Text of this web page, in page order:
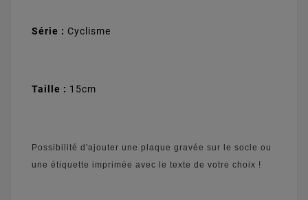
Série : Cyclisme
Taille : 15cm
Possibilité d'ajouter une plaque gravée sur le socle ou
une étiquette imprimée avec le texte de votre choix !